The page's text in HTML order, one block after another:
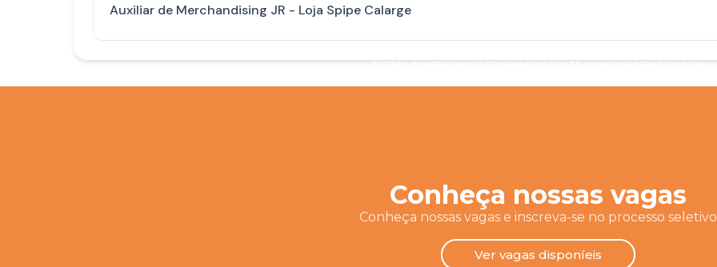
Auxiliar de Merchandising JR - Loja Spipe Calarge
Conheça nossas vagas
Conheça nossas vagas e inscreva-se no processo seletivo
Ver vagas disponíeis